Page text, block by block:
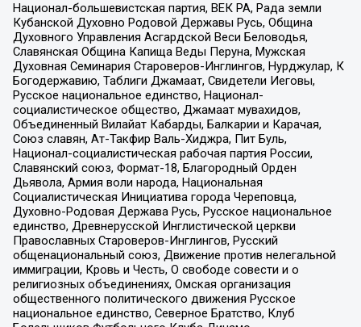
Национал-большевистская партия, ВЕК РА, Рада земли
Кубанской Духовно Родовой Державы Русь, Община
Духовного Управления Асгардской Веси Беловодья,
Славянская Община Капища Веды Перуна, Мужская
Духовная Семинария Староверов-Инглингов, Нурджулар, К
Богодержавию, Таблиги Джамаат, Свидетели Иеговы,
Русское национальное единство, Национал-
социалистическое общество, Джамаат мувахидов,
Объединенный Вилайат Кабарды, Балкарии и Карачая,
Союз славян, Ат-Такфир Валь-Хиджра, Пит Буль,
Национал-социалистическая рабочая партия России,
Славянский союз, Формат-18, Благородный Орден
Дьявола, Армия воли народа, Национальная
Социалистическая Инициатива города Череповца,
Духовно-Родовая Держава Русь, Русское национальное
единство, Древнерусской Инглистической церкви
Православных Староверов-Инглингов, Русский
общенациональный союз, Движение против нелегальной
иммиграции, Кровь и Честь, О свободе совести и о
религиозных объединениях, Омская организация
общественного политического движения Русское
национальное единство, Северное Братство, Клуб